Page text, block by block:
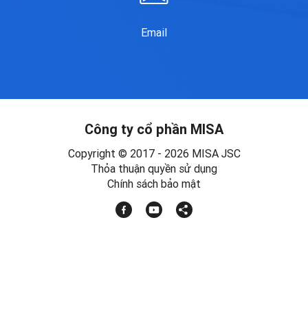
Email
Công ty cổ phần MISA
Copyright © 2017 - 2026 MISA JSC
Thỏa thuận quyền sử dụng
Chính sách bảo mật